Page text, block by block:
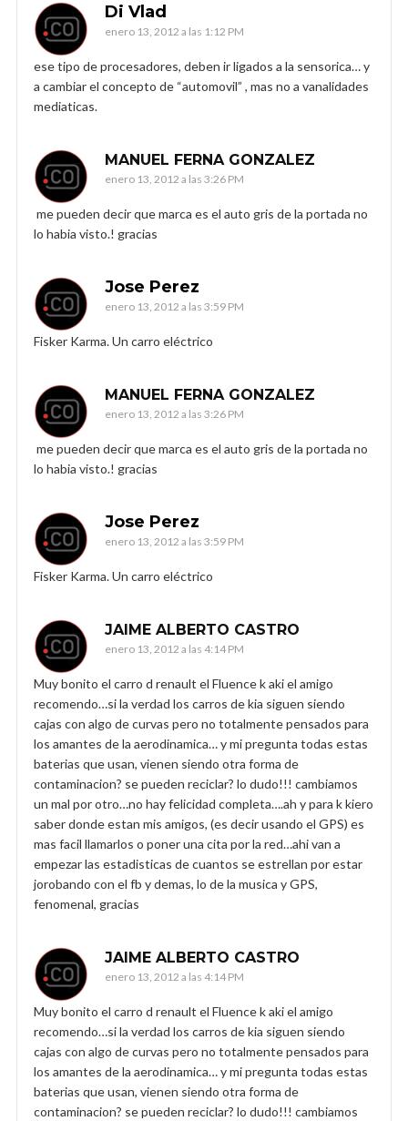
Di Vlad
enero 13, 2012 a las 1:12 PM
ese tipo de procesadores, deben ir ligados a la sensorica… y
a cambiar el concepto de “automovil” , mas no a vanalidades
mediaticas.
MANUEL FERNA GONZALEZ
enero 13, 2012 a las 3:26 PM
me pueden decir que marca es el auto gris de la portada no
lo habia visto.! gracias
Jose Perez
enero 13, 2012 a las 3:59 PM
Fisker Karma. Un carro eléctrico
MANUEL FERNA GONZALEZ
enero 13, 2012 a las 3:26 PM
me pueden decir que marca es el auto gris de la portada no
lo habia visto.! gracias
Jose Perez
enero 13, 2012 a las 3:59 PM
Fisker Karma. Un carro eléctrico
JAIME ALBERTO CASTRO
enero 13, 2012 a las 4:14 PM
Muy bonito el carro d renault el Fluence k aki el amigo
recomendo…si la verdad los carros de kia siguen siendo
cajas con algo de curvas pero no totalmente pensados para
los amantes de la aerodinamica… y mi pregunta todas estas
baterias que usan, vienen siendo otra forma de
contaminacion? se pueden reciclar? lo dudo!!! cambiamos
un mal por otro…no hay felicidad completa….ah y para k kiero
saber donde estan mis amigos, (es decir usando el GPS) es
mas facil llamarlos o poner una cita por la red…ahi van a
empezar las estadisticas de cuantos se estrellan por estar
jorobando con el fb y demas, lo de la musica y GPS,
fenomenal, gracias
JAIME ALBERTO CASTRO
enero 13, 2012 a las 4:14 PM
Muy bonito el carro d renault el Fluence k aki el amigo
recomendo…si la verdad los carros de kia siguen siendo
cajas con algo de curvas pero no totalmente pensados para
los amantes de la aerodinamica… y mi pregunta todas estas
baterias que usan, vienen siendo otra forma de
contaminacion? se pueden reciclar? lo dudo!!! cambiamos